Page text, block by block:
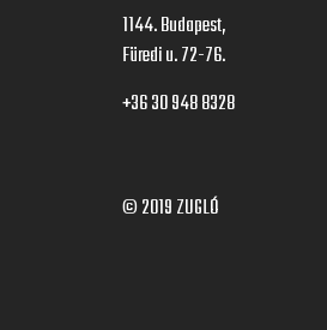
1144. Budapest,
Füredi u. 72-76.
+36 30 948 8328
© 2019ZUGLÓ